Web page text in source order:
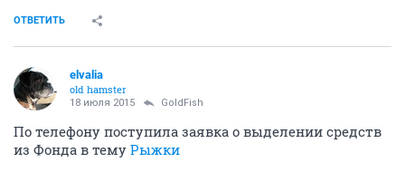
ОТВЕТИТЬ
elvalia
old hamster
18 июля 2015 GoldFish
По телефону поступила заявка о выделении средств
из Фонда в тему Рыжки